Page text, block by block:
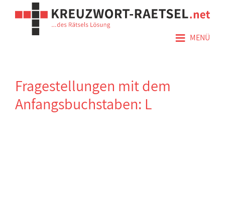
≡ MENÜ
Fragestellungen mit dem
Anfangsbuchstaben: L